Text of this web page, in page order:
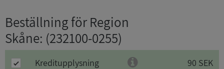
Beställning för Region
Skåne: (232100-0255)
Kreditupplysning 90 SEK